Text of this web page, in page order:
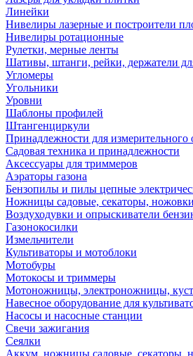
Линейки
Нивелиры лазерные и построители
Нивелиры ротационные
Рулетки, мерные ленты
Шативы, штанги, рейки, держатели
Угломеры
Угольники
Уровни
Шаблоны профилей
Штангенциркули
Принадлежности для измерительного
Садовая техника и принадлежности
Аксессуары для триммеров
Аэраторы газона
Бензопилы и пилы цепные
Ножницы садовые, секаторы, ножовки
Воздуходувки и опрыскиватели
Газонокосилки
Измельчители
Культиваторы и мотоблоки
Мотобуры
Мотокосы и триммеры
Мотоножницы, электроножницы,
Навесное оборудование для
Насосы и насосные станции
Свечи зажигания
Сеялки
Аккум. ножницы садовые, секаторы,